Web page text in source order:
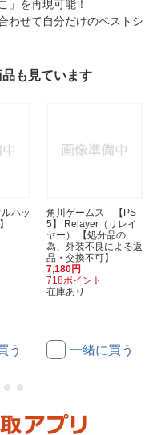
」を再現可能！
わせて自分だけのベストシ
も見ています
ハッ
う
角川ゲームス 【PS
5】 Relayer（リレイ
ヤー） 【処分品の
為、外装不良による返
品・交換不可】
7,180円
718ポイント
在庫あり
一緒に買う